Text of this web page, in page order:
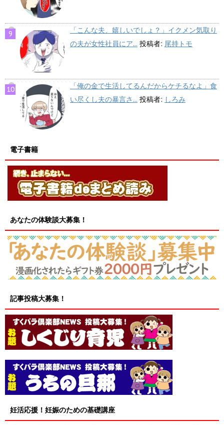
「こんな夫、嬉しいでしょ？」イクメン気取り
の夫が女性社員にア... 投稿者: 尾持トモ
「俺の金で生活してるんだからケチるなよ」食
い尽くし夫の暴言さ... 投稿者: しろみ
電子書籍
あなたの体験談大募集！
記事投稿大募集！
妊活応援！妊娠のための基礎講座